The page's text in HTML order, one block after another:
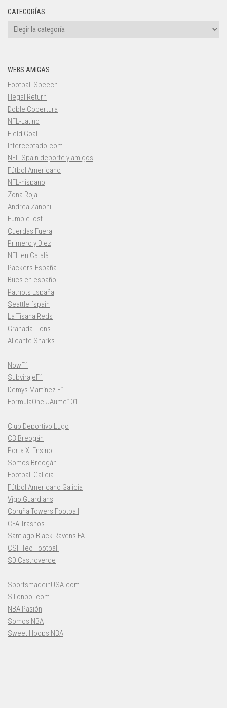
CATEGORÍAS
Categorías
WEBS AMIGAS
Football Speech
Illegal Return
Doble Cobertura
NFL-Latino
Field Goal
Interceptado.com
NFL-Spain deporte y amigos
Fútbol Americano
NFL-hispano
Zona Roja
Andrea Zanoni
Fumble lost
Cuerdas Fuera
Primero y Diez
NFL en Català
Packers-España
Bucs en español
Patriots España
Seattle fspain
La Tisana Reds
Granada Lions
Alicante Sharks
NowF1
SubvirajeF1
Demys Martínez F1
FormulaOne-JAume101
Club Deportivo Lugo
CB Breogán
Porta XI Ensino
Somos Breogán
Football Galicia
Fútbol Americano Galicia
Vigo Guardians
Coruña Towers Football
CFA Trasnos
Santiago Black Ravens FA
CSF Teo Football
SD Castroverde
SportsmadeinUSA.com
Sillonbol.com
NBA Pasión
Somos NBA
Sweet Hoops NBA